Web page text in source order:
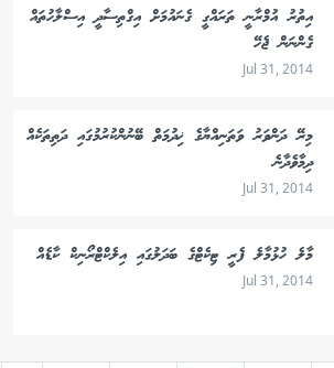
އިތުރު އުމްރާނީ ތަރައްގީ ގެނައުމަށް އިގްތިސާދީ އިސްލާހުތައް
ގެންނަން ޖެހޭ
Jul 31, 2014
މިރޭ ދަންވަރު ވަތަނިއްޔާގެ ޚިދުމަތް ބޭނުންކުރުމުގައި ދަތިތަކެއް
ދިމާވެދާނެ
Jul 31, 2014
މާލެ ހުޅުމާލެ ފެރީ ޓިކެޓްގެ ބަދަލުގައި އިލެކްޓްރޯނިކް ކާޑެއް
Jul 31, 2014